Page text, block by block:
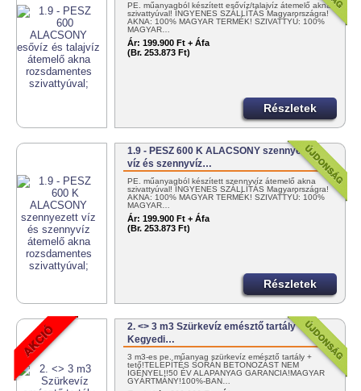
PE. műanyagból készített esővíz/talajvíz átemelő akna
szivattyúval! INGYENES SZÁLLÍTÁS Magyarországra!
AKNA: 100% MAGYAR TERMÉK! SZIVATTYÚ: 100%
MAGYAR…
Ár: 199.900 Ft + Áfa
(Br. 253.873 Ft)
Részletek
1.9 - PESZ 600 K ALACSONY szennyezett
víz és szennyvíz…
PE. műanyagból készített szennyvíz átemelő akna
szivattyúval! INGYENES SZÁLLÍTÁS Magyarországra!
AKNA: 100% MAGYAR TERMÉK! SZIVATTYÚ: 100%
MAGYAR…
Ár: 199.900 Ft + Áfa
(Br. 253.873 Ft)
Részletek
2. <> 3 m3 Szürkevíz emésztő tartály
Kegyedi…
3 m3-es pe. műanyag szürkevíz emésztő tartály +
tető!TELEPÍTÉS SORÁN BETONOZÁST NEM
IGÉNYEL!!50 ÉV ALAPANYAG GARANCIA!MAGYAR
GYÁRTMÁNY!100%-BAN…